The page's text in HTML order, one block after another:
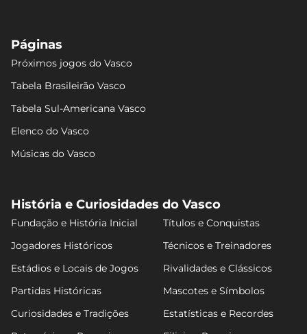
Páginas
Próximos jogos do Vasco
Tabela Brasileirão Vasco
Tabela Sul-Americana Vasco
Elenco do Vasco
Músicas do Vasco
História e Curiosidades do Vasco
Fundação e História Inicial
Títulos e Conquistas
Jogadores Históricos
Técnicos e Treinadores
Estádios e Locais de Jogos
Rivalidades e Clássicos
Partidas Históricas
Mascotes e Símbolos
Curiosidades e Tradições
Estatísticas e Recordes